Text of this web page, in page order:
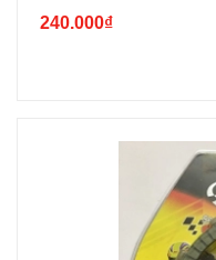
240.000₫